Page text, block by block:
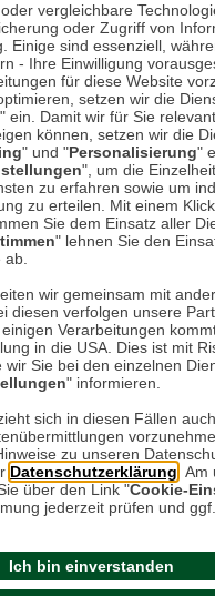
vergleichbare
oder Zugriff von
Einige sind essenziell,
- Ihre Einwilligung
für diese Website
setzen wir die
" ein. Damit wir für Sie
können, setzen wir die
" und "Personalisierung"
", um die
zu erfahren sowie um
zu erteilen. Mit einem
Sie dem Einsatz aller
" lehnen Sie den
wir gemeinsam mit
diesen verfolgen unsere
Verarbeitungen
in die USA. Dies ist mit
Sie bei den einzelnen
" informieren.
sich in diesen Fällen
zu unseren
Datenschutzerklärung .
über den Link "Cookie-
jederzeit prüfen und
Ich bin einverstanden
| 12.04.2026|VON
kulinarische
Cornish
unterwegs ist,
ganz unweigerlich
und verführerisch
Die…
Impressum
Netiquette